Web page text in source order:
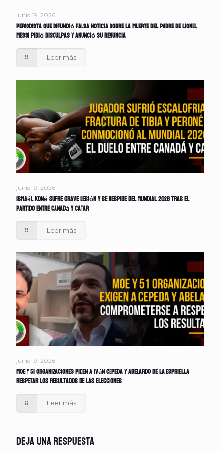
junio 19, 2026
Periodista que difundió falsa noticia sobre la muerte del padre de Lionel
Messi pidió disculpas y anunció su renuncia
Leer más
junio 19, 2026
Ismaël Koné sufre grave lesión y se despide del Mundial 2026 tras el
partido entre Canadá y Catar
Leer más
junio 19, 2026
MOE y 51 organizaciones piden a Iván Cepeda y Abelardo de la Espriella
respetar los resultados de las elecciones
Leer más
Deja una respuesta